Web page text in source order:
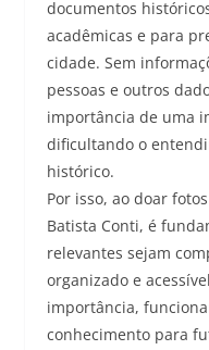
documentos
acadêmicas e para
cidade. Sem
pessoas e outros
importância de uma
dificultando o
histórico.
Por isso, ao doar
Batista Conti, é
relevantes sejam
organizado e
importância,
conhecimento para